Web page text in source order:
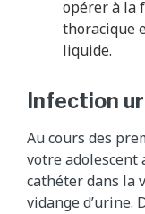
opérer à la
thoracique
liquide.
Infection
Au cours des
votre adolescent
cathéter dans la
vidange d’urine.